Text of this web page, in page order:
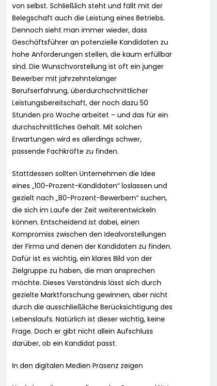
von selbst. Schließlich steht und fällt mit der
Belegschaft auch die Leistung eines Betriebs.
Dennoch sieht man immer wieder, dass
Geschäftsführer an potenzielle Kandidaten zu
hohe Anforderungen stellen, die kaum erfüllbar
sind. Die Wunschvorstellung ist oft ein junger
Bewerber mit jahrzehntelanger
Berufserfahrung, überdurchschnittlicher
Leistungsbereitschaft, der noch dazu 50
Stunden pro Woche arbeitet – und das für ein
durchschnittliches Gehalt. Mit solchen
Erwartungen wird es allerdings schwer,
passende Fachkräfte zu finden.
Stattdessen sollten Unternehmen die Idee
eines „100-Prozent-Kandidaten“ loslassen und
gezielt nach „80-Prozent-Bewerbern“ suchen,
die sich im Laufe der Zeit weiterentwickeln
können. Entscheidend ist dabei, einen
Kompromiss zwischen den Idealvorstellungen
der Firma und denen der Kandidaten zu finden.
Dafür ist es wichtig, ein klares Bild von der
Zielgruppe zu haben, die man ansprechen
möchte. Dieses Verständnis lässt sich durch
gezielte Marktforschung gewinnen, aber nicht
durch die ausschließliche Berücksichtigung des
Lebenslaufs. Natürlich ist dieser wichtig, keine
Frage. Doch er gibt nicht allein Aufschluss
darüber, ob ein Kandidat passt.
In den digitalen Medien Präsenz zeigen